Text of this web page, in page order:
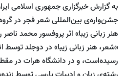
به گزارش خبرگزاری جمهوری اسلامی
جشن‌واره‌ی بین‌المللی شعر فجر در
هنر زبانی زیبا» اثر پروفسور محمد
«شعر، هنر زبانی زیبا» در دوجلد توسط
رسیده‌است، و در دانشگاه هرات در